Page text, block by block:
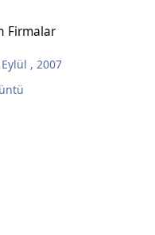
Firmalar
, 2007